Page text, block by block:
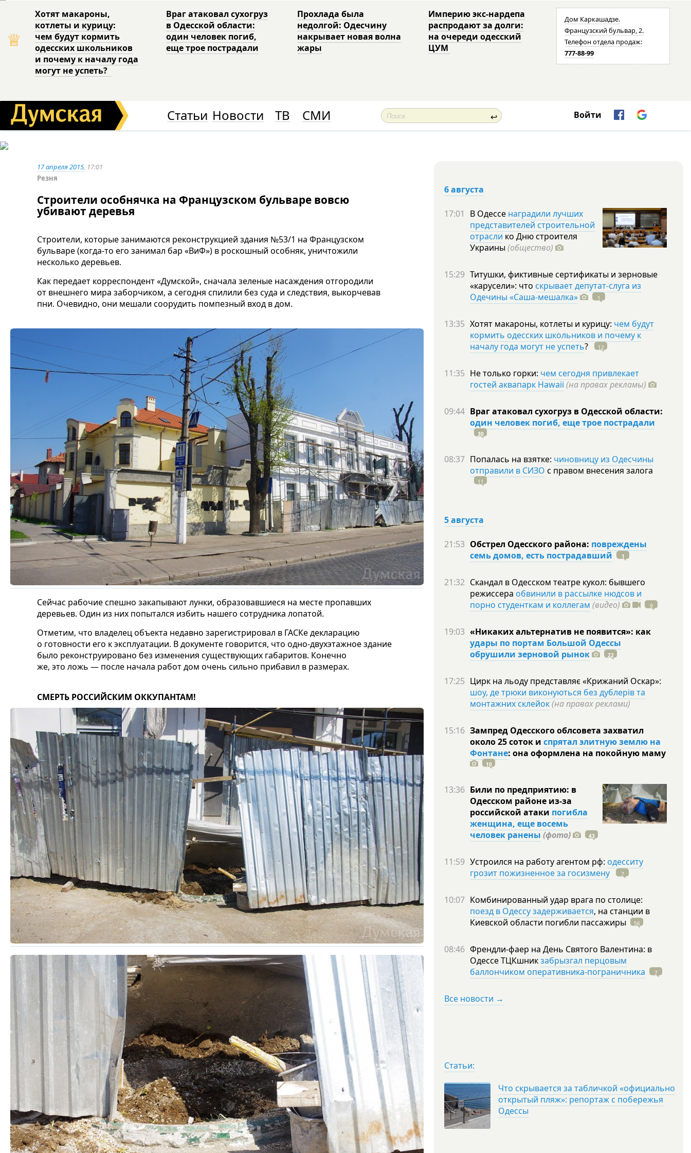
♕
Хотят макароны,
котлеты и курицу:
чем будут кормить
одесских школьников
и почему к началу года
могут не успеть?
Враг атаковал сухогруз
в Одесской области:
один человек погиб,
еще трое пострадали
Прохлада была
недолгой: Одесчину
накрывает новая волна
жары
Империю экс-нардепа
распродают за долги:
на очереди одесский
ЦУМ
Дом Каркашадзе.
Французский бульвар, 2.
Телефон отдела продаж:
777-88-99
Статьи Новости ТВ СМИ ↩ Войти
17 апреля 2015, 17:01
Резня
Строители особнячка на Французском бульваре вовсю
убивают деревья
Строители, которые занимаются реконструкцией здания №53/1 на Французском
бульваре (когда-то его занимал бар «ВиФ») в роскошный особняк, уничтожили
несколько деревьев.
Как передает корреспондент «Думской», сначала зеленые насаждения отгородили
от внешнего мира заборчиком, а сегодня спилили без суда и следствия, выкорчевав
пни. Очевидно, они мешали соорудить помпезный вход в дом.
Сейчас рабочие спешно закапывают лунки, образовавшиеся на месте пропавших
деревьев. Один из них попытался избить нашего сотрудника лопатой.
Отметим, что владелец объекта недавно зарегистрировал в ГАСКе декларацию
о готовности его к эксплуатации. В документе говорится, что одно-двухэтажное здание
было реконструировано без изменения существующих габаритов. Конечно
же, это ложь — после начала работ дом очень сильно прибавил в размерах.
СМЕРТЬ РОССИЙСКИМ ОККУПАНТАМ!
6 августа
17:01 В Одессе наградили лучших
представителей строительной
отрасли ко Дню строителя
Украины (общество)
15:29 Титушки, фиктивные сертификаты и зерновые
«карусели»: что скрывает депутат-слуга из
Одечины «Саша-мешалка»
1
13:35 Хотят макароны, котлеты и курицу: чем будут
кормить одесских школьников и почему к
началу года могут не успеть? 12
11:35 Не только горки: чем сегодня привлекает
гостей аквапарк Hawaii (на правах рекламы)
09:44 Враг атаковал сухогруз в Одесской области:
один человек погиб, еще трое пострадали
30
08:37 Попалась на взятке: чиновницу из Одесчины
отправили в СИЗО с правом внесения залога
11
5 августа
21:53 Обстрел Одесского района: повреждены
семь домов, есть пострадавший
1
21:32 Скандал в Одесском театре кукол: бывшего
режиссера обвинили в рассылке нюдсов и
порно студенткам и коллегам (видео) 9
19:03 «Никаких альтернатив не появится»: как
удары по портам Большой Одессы
обрушили зерновой рынок
22
17:25 Цирк на льоду представляє «Крижаний Оскар»:
шоу, де трюки виконуються без дублерів та
монтажних склейок(на правах реклами)
15:16 Зампред Одесского облсовета захватил
около 25 соток и спрятал элитную землю на
Фонтане: она оформлена на покойную маму
10
13:36 Били по предприятию: в
Одесском районе из-за
российской атаки погибла
женщина, еще восемь
человек ранены (фото) 43
11:59 Устроился на работу агентом рф: одесситу
грозит пожизненное за госизмену
7
10:07 Комбинированный удар врага по столице:
поезд в Одессу задерживается, на станции в
Киевской области погибли пассажиры 56
08:46 Френдли-фаер на День Святого Валентина: в
Одессе ТЦКшникзабрызгал перцовым
баллончиком оперативника-пограничника
7
Все новости →
Статьи:
Что скрывается за табличкой «официально
открытый пляж»: репортаж с побережья
Одессы